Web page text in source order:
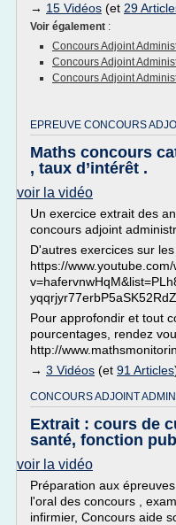
→ 15 Vidéos (et 29
Voir également :
Concours Adjoint
Concours Adjoint
Concours Adjoint
EPREUVE CONCOURS
Maths concours
, taux d’intérêt .
voir la vidéo
Un exercice extrait des
concours adjoint
D'autres exercices sur
https://
Pour approfondir et tout
pourcentages, rendez
http://
→ 3 Vidéos (et 91 Articles
CONCOURS ADJOINT
Extrait : cours de
santé, fonction
voir la vidéo
Préparation aux
l'oral des concours ,
infirmier, Concours aide